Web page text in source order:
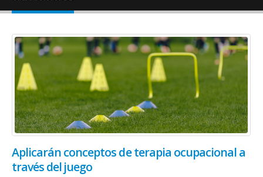
Aplicarán conceptos de terapia ocupacional a
través del juego